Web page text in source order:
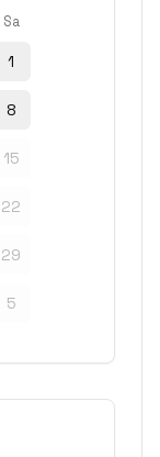
Sa
1
8
15
22
29
5